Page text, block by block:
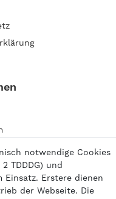
notwendige Cookies
TDDDG) und
Einsatz. Erstere dienen
der Webseite. Die